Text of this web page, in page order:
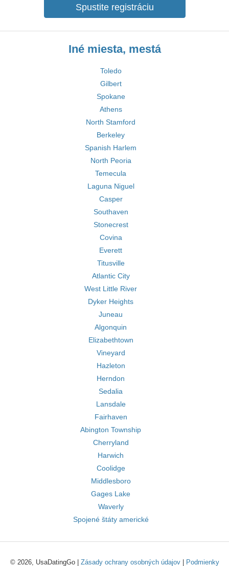
Spustite registráciu
Iné miesta, mestá
Toledo
Gilbert
Spokane
Athens
North Stamford
Berkeley
Spanish Harlem
North Peoria
Temecula
Laguna Niguel
Casper
Southaven
Stonecrest
Covina
Everett
Titusville
Atlantic City
West Little River
Dyker Heights
Juneau
Algonquin
Elizabethtown
Vineyard
Hazleton
Herndon
Sedalia
Lansdale
Fairhaven
Abington Township
Cherryland
Harwich
Coolidge
Middlesboro
Gages Lake
Waverly
Spojené štáty americké
© 2026, UsaDatingGo | Zásady ochrany osobných údajov| Podmienky